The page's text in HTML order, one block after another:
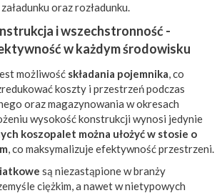
oraz rozładunku.
i wszechstronność -
w każdym środowisku
możliwość składania pojemnika, co
koszty i przestrzeń podczas
oraz magazynowania w okresach
wysokość konstrukcji wynosi jedynie
koszopalet można ułożyć w stosie o
, co maksymalizuje efektywność przestrzeni.
są niezastąpione w branży
ciężkim, a nawet w nietypowych